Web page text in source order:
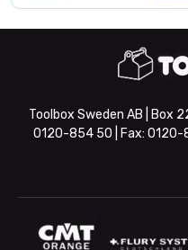
Toolbox Sweden AB | Box
0120-854 50 | Fax: 0120-